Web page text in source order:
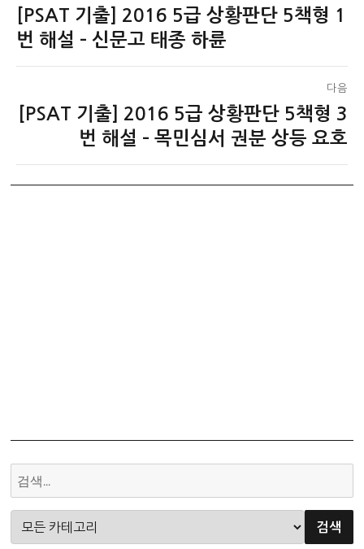
탐
색
이
전
[PSAT 기출] 2016 5급 상황판단 5책형 1
번 해설 – 신문고 태종 하륜
다음
[PSAT 기출] 2016 5급 상황판단 5책형 3
번 해설 – 목민심서 권분 상등 요호